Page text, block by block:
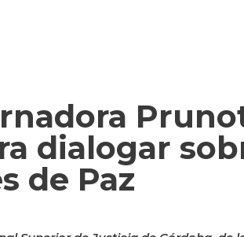
dialogar
de Paz